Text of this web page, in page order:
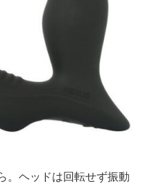
。ヘッドは回転せず振動